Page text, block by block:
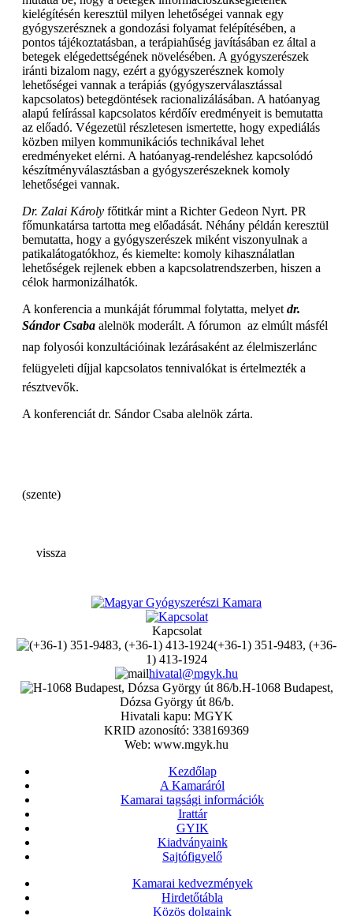
kielégítésén keresztül milyen lehetőségei vannak egy
gyógyszerésznek a gondozási folyamat felépítésében, a
pontos tájékoztatásban, a terápiahűség javításában ez által a
betegek elégedettségének növelésében. A gyógyszerészek
iránti bizalom nagy, ezért a gyógyszerésznek komoly
lehetőségei vannak a terápiás (gyógyszerválasztással
kapcsolatos) betegdöntések racionalizálásában. A hatóanyag
alapú felírással kapcsolatos kérdőív eredményeit is bemutatta
az előadó. Végezetül részletesen ismertette, hogy expediálás
közben milyen kommunikációs technikával lehet
eredményeket elérni. A hatóanyag-rendeléshez kapcsolódó
készítményválasztásban a gyógyszerészeknek komoly
lehetőségei vannak.
Dr. Zalai Károly főtitkár mint a Richter Gedeon Nyrt. PR
főmunkatársa tartotta meg előadását. Néhány példán keresztül
bemutatta, hogy a gyógyszerészek miként viszonyulnak a
patikalátogatókhoz, és kiemelte: komoly kihasználatlan
lehetőségek rejlenek ebben a kapcsolatrendszerben, hiszen a
célok harmonizálhatók.
A konferencia a munkáját fórummal folytatta, melyet dr.
Sándor Csaba alelnök moderált. A fórumon  az elmúlt másfél
nap folyosói konzultációinak lezárásaként az élelmiszerlánc
felügyeleti díjjal kapcsolatos tennivalókat is értelmezték a
résztvevők.
A konferenciát dr. Sándor Csaba alelnök zárta.
(szente)
vissza
Kapcsolat
(+36-1) 351-9483, (+36-
1) 413-1924
hivatal@mgyk.hu
H-1068 Budapest,
Dózsa György út 86/b.
Hivatali kapu: MGYK
KRID azonosító: 338169369
Web: www.mgyk.hu
Kezdőlap
A Kamaráról
Kamarai tagsági információk
Irattár
GYIK
Kiadványaink
Sajtófigyelő
Kamarai kedvezmények
Hirdetőtábla
Közös dolgaink